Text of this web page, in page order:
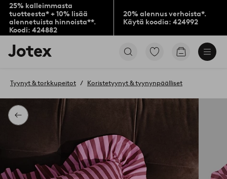
25% kalleimmasta
tuotteesta* + 10% lisää
alennetuista hinnoista**.
Koodi: 424882
20% alennus verhoista*.
Käytä koodia: 424992
Jotex-
logo
aloitussivulle
Siirry
Siirry
Takaisin
Tyynyt & torkkupeitot Koristetyynyt & tyynynpäälliset